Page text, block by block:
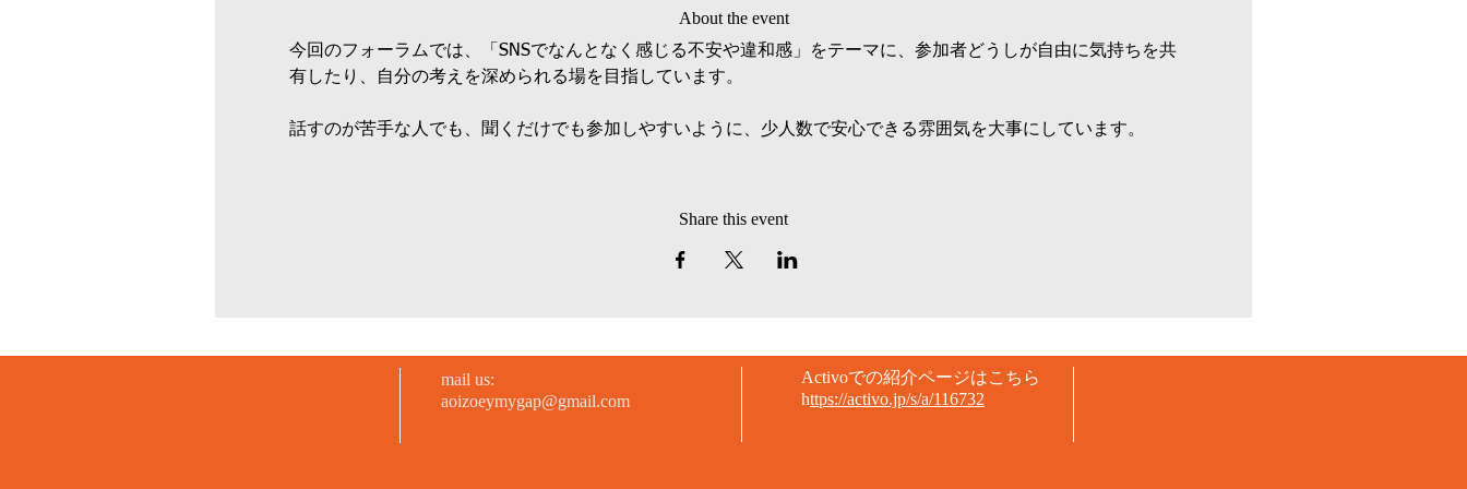
About the event
今回のフォーラムでは、「SNSでなんとなく感じる不安や違和感」をテーマに、参加者どうしが自由に気持ちを共
有したり、自分の考えを深められる場を目指しています。
話すのが苦手な人でも、聞くだけでも参加しやすいように、少人数で安心できる雰囲気を大事にしています。
Share this event
mail us:
aoizoeymygap@gmail.com
​Activoでの紹介ページはこちら
https://activo.jp/s/a/116732